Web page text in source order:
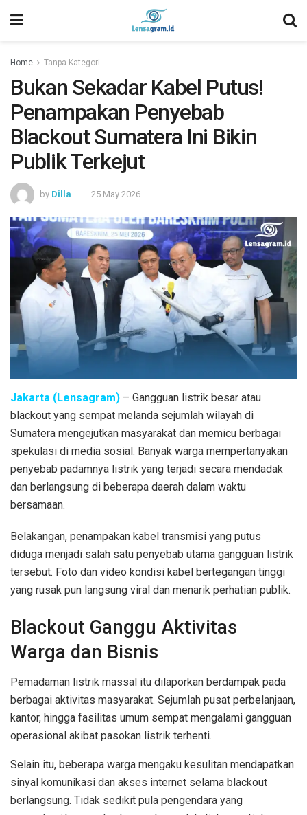
Home Tanpa Kategori
Bukan Sekadar Kabel Putus!
Penampakan Penyebab
Blackout Sumatera Ini Bikin
Publik Terkejut
by Dilla 25 May 2026
Jakarta (Lensagram) – Gangguan listrik besar atau
blackout yang sempat melanda sejumlah wilayah di
Sumatera mengejutkan masyarakat dan memicu berbagai
spekulasi di media sosial. Banyak warga mempertanyakan
penyebab padamnya listrik yang terjadi secara mendadak
dan berlangsung di beberapa daerah dalam waktu
bersamaan.
Belakangan, penampakan kabel transmisi yang putus
diduga menjadi salah satu penyebab utama gangguan listrik
tersebut. Foto dan video kondisi kabel bertegangan tinggi
yang rusak pun langsung viral dan menarik perhatian publik.
Blackout Ganggu Aktivitas
Warga dan Bisnis
Pemadaman listrik massal itu dilaporkan berdampak pada
berbagai aktivitas masyarakat. Sejumlah pusat perbelanjaan,
kantor, hingga fasilitas umum sempat mengalami gangguan
operasional akibat pasokan listrik terhenti.
Selain itu, beberapa warga mengaku kesulitan mendapatkan
sinyal komunikasi dan akses internet selama blackout
berlangsung. Tidak sedikit pula pengendara yang